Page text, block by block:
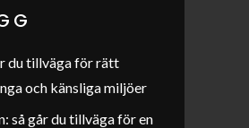
du tillväga för rätt
och känsliga miljöer
så går du tillväga för en